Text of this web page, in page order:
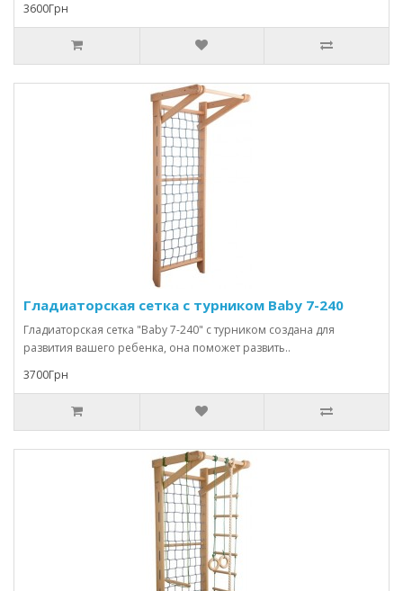
3600Грн
Гладиаторская сетка с турником Baby 7-240
Гладиаторская сетка "Baby 7-240" с турником создана для
развития вашего ребенка, она поможет развить..
3700Грн